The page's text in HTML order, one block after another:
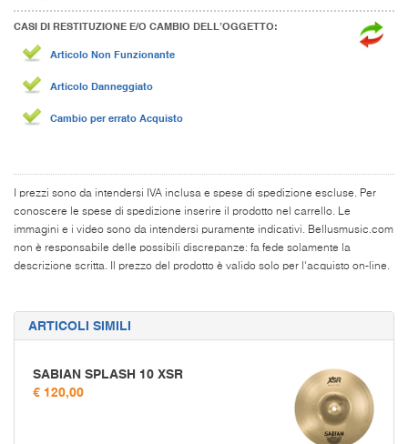
CASI DI RESTITUZIONE E/O CAMBIO DELL’OGGETTO:
Articolo Non Funzionante
Articolo Danneggiato
Cambio per errato Acquisto
I prezzi sono da intendersi IVA inclusa e spese di spedizione escluse. Per
conoscere le spese di spedizione inserire il prodotto nel carrello. Le
immagini e i video sono da intendersi puramente indicativi. Bellusmusic.com
non è responsabile delle possibili discrepanze: fa fede solamente la
descrizione scritta. Il prezzo del prodotto è valido solo per l'acquisto on-line.
ARTICOLI SIMILI
SABIAN SPLASH 10 XSR
€ 120,00